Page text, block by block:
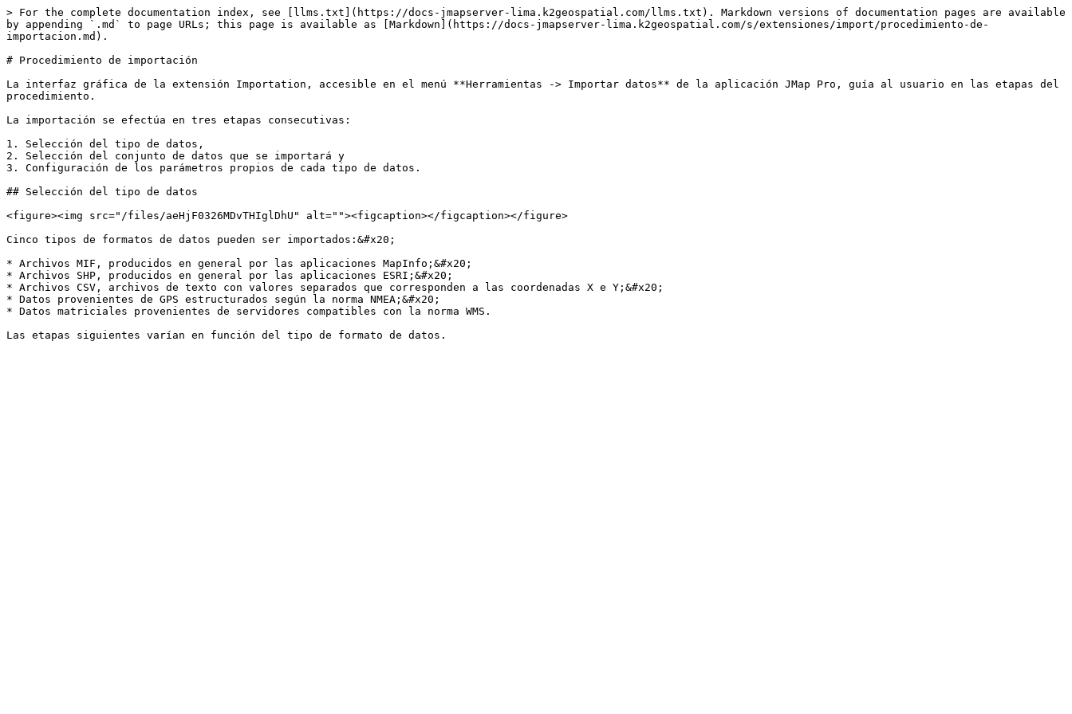
> For the complete documentation index, see [llms.txt](https://docs-jmapserver-lima.k2geospatial.com/llms.txt). Markdown versions of documentation pages are available
by appending `.md` to page URLs; this page is available as [Markdown](https://docs-jmapserver-lima.k2geospatial.com/s/extensiones/import/procedimiento-de-
importacion.md).
# Procedimiento de importación
La interfaz gráfica de la extensión Importation, accesible en el menú **Herramientas -> Importar datos** de la aplicación JMap Pro, guía al usuario en las etapas del
procedimiento.
La importación se efectúa en tres etapas consecutivas:
1. Selección del tipo de datos,
2. Selección del conjunto de datos que se importará y
3. Configuración de los parámetros propios de cada tipo de datos.
## Selección del tipo de datos
<figure><img src="/files/aeHjF0326MDvTHIglDhU" alt=""><figcaption></figcaption></figure>
Cinco tipos de formatos de datos pueden ser importados:&#x20;
* Archivos MIF, producidos en general por las aplicaciones MapInfo;&#x20;
* Archivos SHP, producidos en general por las aplicaciones ESRI;&#x20;
* Archivos CSV, archivos de texto con valores separados que corresponden a las coordenadas X e Y;&#x20;
* Datos provenientes de GPS estructurados según la norma NMEA;&#x20;
* Datos matriciales provenientes de servidores compatibles con la norma WMS.